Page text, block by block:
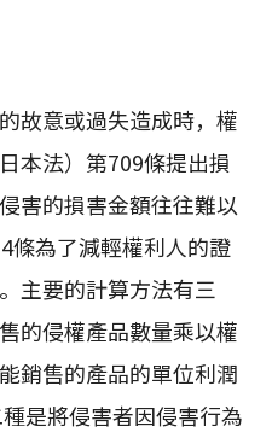
故意或過失造成時，權
本法）第709條提出損
害的損害金額往往難以
條為了減輕權利人的證
主要的計算方法有三
的侵權產品數量乘以權
銷售的產品的單位利潤
是將侵害者因侵害行為